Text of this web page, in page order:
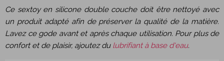
Ce sextoy en silicone double couche doit être nettoyé avec
un produit adapté afin de préserver la qualité de la matière.
Lavez ce gode avant et après chaque utilisation. Pour plus de
confort et de plaisir, ajoutez du lubrifiant à base d'eau.